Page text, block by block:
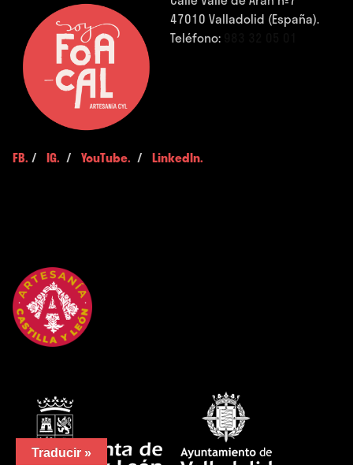
47010 Valladolid (España).
Teléfono:
FB. / IG. / YouTube. / LinkedIn.
Traducir »